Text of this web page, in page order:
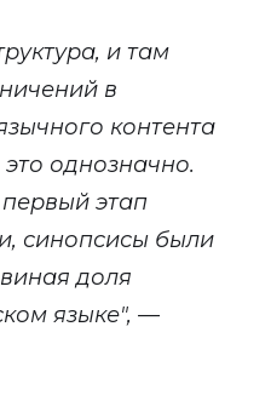
и там
в
контента
однозначно.
этап
синопсисы были
доля
языке", —